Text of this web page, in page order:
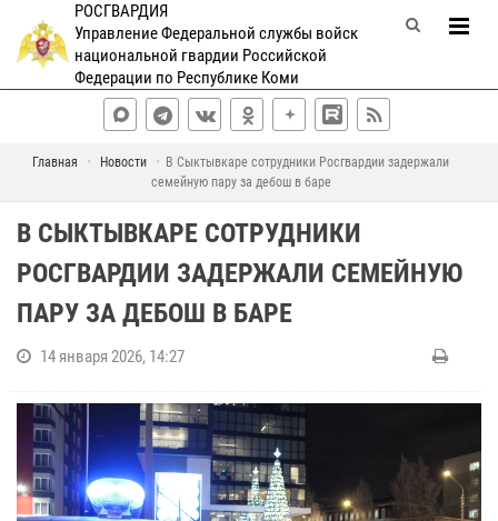
РОСГВАРДИЯ
Управление Федеральной службы войск
национальной гвардии Российской
Федерации по Республике Коми
Главная Новости
В Сыктывкаре сотрудники Росгвардии задержали
семейную пару за дебош в баре
В СЫКТЫВКАРЕ СОТРУДНИКИ
РОСГВАРДИИ ЗАДЕРЖАЛИ СЕМЕЙНУЮ
ПАРУ ЗА ДЕБОШ В БАРЕ
14 января 2026, 14:27